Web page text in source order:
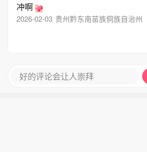
冲啊
2026-02-03 贵州黔东南苗族侗族自治州
好的评论会让人崇拜